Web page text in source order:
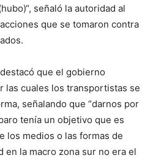
señaló la autoridad al
que se tomaron contra
que el gobierno
las cuales los transportistas se
señalando que “darnos por
tenía un objetivo que es
los medios o las formas de
en la macro zona sur no era el